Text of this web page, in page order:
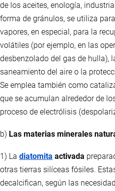
de los aceites, enología,
forma de gránulos, se utiliza
vapores, en especial, para la
volátiles (por ejemplo, en las
desbenzolado del gas de hulla),
saneamiento del aire o la
Se emplea también como
que se acumulan alrededor de
proceso de electrólisis
b) Las materias minerales
1) La diatomita activada
otras tierras silíceas fósiles.
decalcifican, según las